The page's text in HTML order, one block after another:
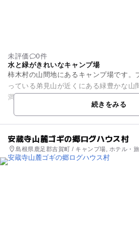
未評価
0件
水と緑がきれいなキャンプ場
柿木村の山間地にあるキャンプ場です。
っている弟見山が近くにある緑豊かな山
満喫しながらのトレッキングに適してい
き、花見スポットになります。...
続きをみる
安蔵寺山麓ゴギの郷ログハウス村
島根県鹿足郡吉賀町 / キャンプ場, ホテル・